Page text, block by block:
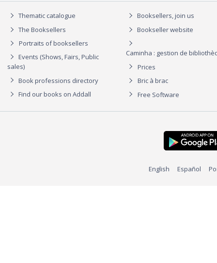
Thematic catalogue
The Booksellers
Portraits of booksellers
Events (Shows, Fairs, Public
sales)
Book professions directory
Find our books on Addall
Booksellers, join us
Bookseller website
Caminha : gestion de
Prices
Bric à brac
Free Software
English Español